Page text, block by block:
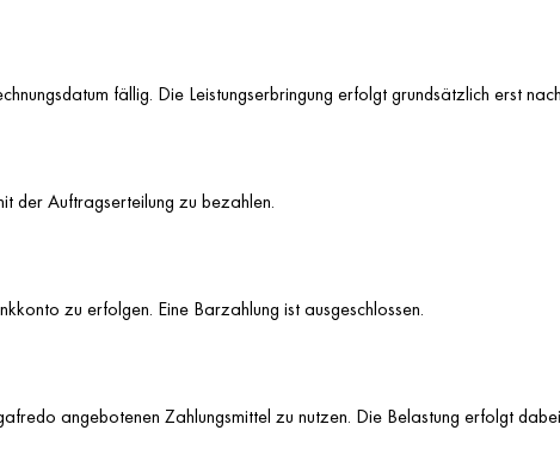
fällig. Die Leistungserbringung erfolgt grundsätzlich erst
der Auftragserteilung zu bezahlen.
zu erfolgen. Eine Barzahlung ist ausgeschlossen.
angebotenen Zahlungsmittel zu nutzen. Die Belastung erfolgt